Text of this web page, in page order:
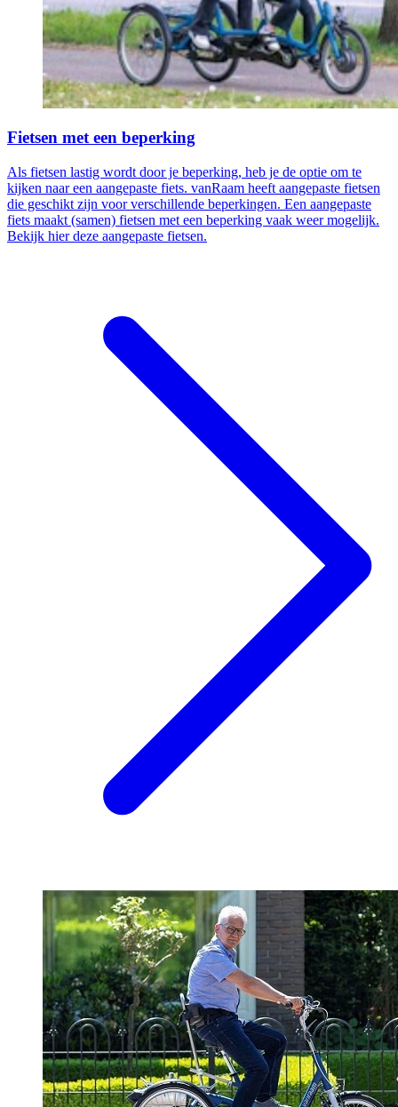
Fietsen met een beperking
Als fietsen lastig wordt door je beperking, heb je de optie om te
kijken naar een aangepaste fiets. vanRaam heeft aangepaste fietsen
die geschikt zijn voor verschillende beperkingen. Een aangepaste
fiets maakt (samen) fietsen met een beperking vaak weer mogelijk.
Bekijk hier deze aangepaste fietsen.